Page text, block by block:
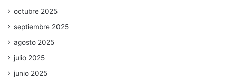
octubre 2025
septiembre 2025
agosto 2025
julio 2025
junio 2025